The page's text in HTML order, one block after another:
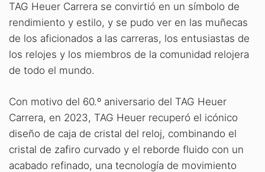
TAG Heuer Carrera se convirtió en un símbolo de
rendimiento y estilo, y se pudo ver en las muñecas
de los aficionados a las carreras, los entusiastas de
los relojes y los miembros de la comunidad relojera
de todo el mundo.
Con motivo del 60.º aniversario del TAG Heuer
Carrera, en 2023, TAG Heuer recuperó el icónico
diseño de caja de cristal del reloj, combinando el
cristal de zafiro curvado y el reborde fluido con un
acabado refinado, una tecnología de movimiento